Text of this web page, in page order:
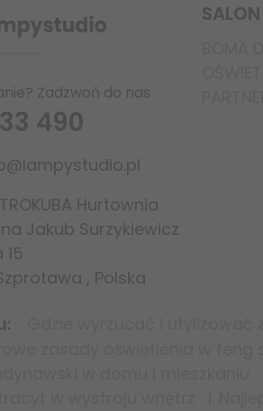
Zadzwoń do nas
490
Hurtownia
Jakub Surzykiewicz
, Polska